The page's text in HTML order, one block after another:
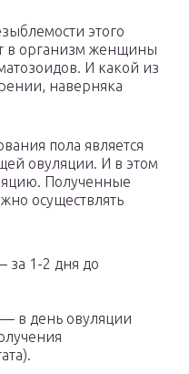
этого
в организм женщины
И какой из
наверняка
пола является
овуляции. И в этом
Полученные
осуществлять
за 1-2 дня до
в день овуляции